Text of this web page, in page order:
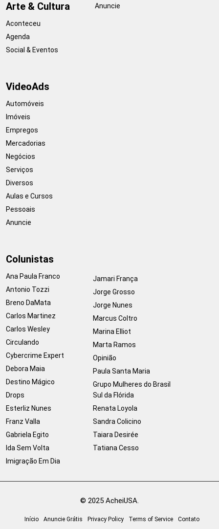
Arte & Cultura
Aconteceu
Agenda
Social & Eventos
Anuncie
VideoAds
Automóveis
Imóveis
Empregos
Mercadorias
Negócios
Serviços
Diversos
Aulas e Cursos
Pessoais
Anuncie
Colunistas
Ana Paula Franco
Antonio Tozzi
Breno DaMata
Carlos Martinez
Carlos Wesley
Circulando
Cybercrime Expert
Debora Maia
Destino Mágico
Drops
Esterliz Nunes
Franz Valla
Gabriela Egito
Ida Sem Volta
Imigração Em Dia
Jamari França
Jorge Grosso
Jorge Nunes
Marcus Coltro
Marina Elliot
Marta Ramos
Opinião
Paula Santa Maria
Grupo Mulheres do Brasil
Sul da Flórida
Renata Loyola
Sandra Colicino
Taiara Desirée
Tatiana Cesso
© 2025 AcheiUSA.
Início Anuncie Grátis Privacy Policy Terms of Service Contato